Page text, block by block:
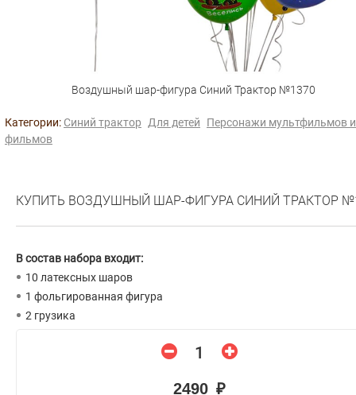
Воздушный шар-фигура Синий Трактор №1370
Категории: Синий трактор Для детей
Персонажи мультфильмов и
фильмов
КУПИТЬ ВОЗДУШНЫЙ ШАР-ФИГУРА СИНИЙ ТРАКТОР
В состав набора входит:
10 латексных шаров
1 фольгированная фигура
2 грузика
2490 ₽